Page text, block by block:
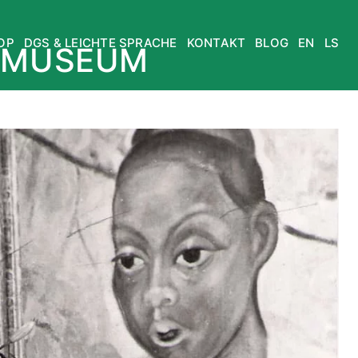
MUSEUM
DGS & LEICHTE SPRACHE KONTAKT BLOG EN LS